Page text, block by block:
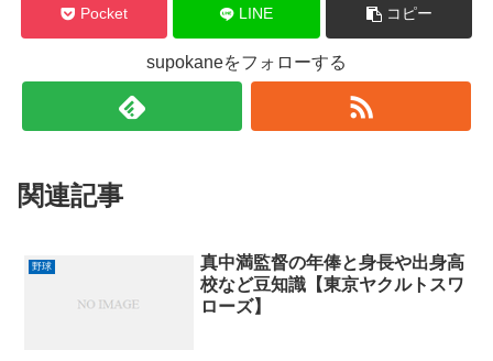
Pocket LINE コピー
supokaneをフォローする
関連記事
野球
真中満監督の年俸と身長や出身高
校など豆知識【東京ヤクルトスワ
ローズ】